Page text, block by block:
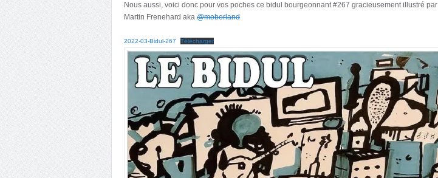
Nous aussi, voici donc pour vos poches ce bidul bourgeonnant #267 gracieusement illustré par
Martin Frenehard aka @moberland
2022-03-Bidul-267 Télécharger